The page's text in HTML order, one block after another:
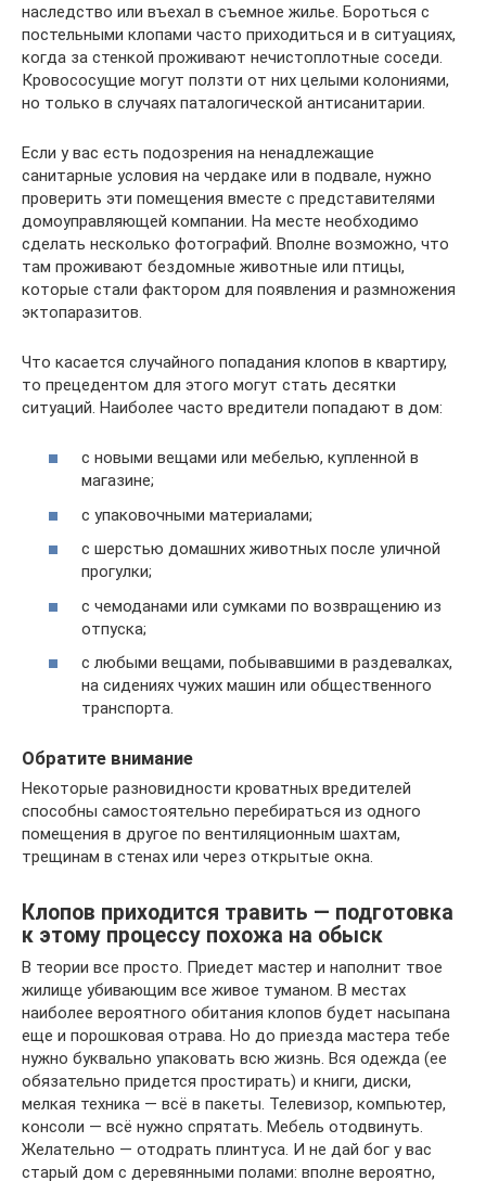
наследство или въехал в съемное жилье. Бороться с
постельными клопами часто приходиться и в ситуациях,
когда за стенкой проживают нечистоплотные соседи.
Кровососущие могут ползти от них целыми колониями,
но только в случаях паталогической антисанитарии.
Если у вас есть подозрения на ненадлежащие
санитарные условия на чердаке или в подвале, нужно
проверить эти помещения вместе с представителями
домоуправляющей компании. На месте необходимо
сделать несколько фотографий. Вполне возможно, что
там проживают бездомные животные или птицы,
которые стали фактором для появления и размножения
эктопаразитов.
Что касается случайного попадания клопов в квартиру,
то прецедентом для этого могут стать десятки
ситуаций. Наиболее часто вредители попадают в дом:
с новыми вещами или мебелью, купленной в
магазине;
с упаковочными материалами;
с шерстью домашних животных после уличной
прогулки;
с чемоданами или сумками по возвращению из
отпуска;
с любыми вещами, побывавшими в раздевалках,
на сидениях чужих машин или общественного
транспорта.
Обратите внимание
Некоторые разновидности кроватных вредителей
способны самостоятельно перебираться из одного
помещения в другое по вентиляционным шахтам,
трещинам в стенах или через открытые окна.
Клопов приходится травить — подготовка
к этому процессу похожа на обыск
В теории все просто. Приедет мастер и наполнит твое
жилище убивающим все живое туманом. В местах
наиболее вероятного обитания клопов будет насыпана
еще и порошковая отрава. Но до приезда мастера тебе
нужно буквально упаковать всю жизнь. Вся одежда (ее
обязательно придется простирать) и книги, диски,
мелкая техника — всё в пакеты. Телевизор, компьютер,
консоли — всё нужно спрятать. Мебель отодвинуть.
Желательно — отодрать плинтуса. И не дай бог у вас
старый дом с деревянными полами: вполне вероятно,